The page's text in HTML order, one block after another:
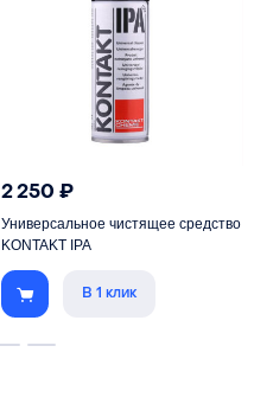
2 250₽
Универсальное чистящее средство
KONTAKT IPA
В 1 клик